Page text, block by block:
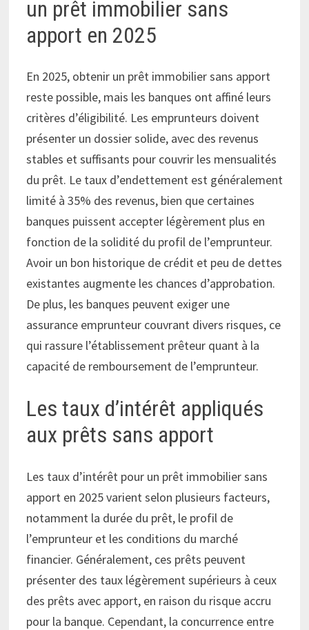
un prêt immobilier sans
apport en 2025
En 2025, obtenir un prêt immobilier sans apport
reste possible, mais les banques ont affiné leurs
critères d’éligibilité. Les emprunteurs doivent
présenter un dossier solide, avec des revenus
stables et suffisants pour couvrir les mensualités
du prêt. Le taux d’endettement est généralement
limité à 35% des revenus, bien que certaines
banques puissent accepter légèrement plus en
fonction de la solidité du profil de l’emprunteur.
Avoir un bon historique de crédit et peu de dettes
existantes augmente les chances d’approbation.
De plus, les banques peuvent exiger une
assurance emprunteur couvrant divers risques, ce
qui rassure l’établissement prêteur quant à la
capacité de remboursement de l’emprunteur.
Les taux d’intérêt appliqués
aux prêts sans apport
Les taux d’intérêt pour un prêt immobilier sans
apport en 2025 varient selon plusieurs facteurs,
notamment la durée du prêt, le profil de
l’emprunteur et les conditions du marché
financier. Généralement, ces prêts peuvent
présenter des taux légèrement supérieurs à ceux
des prêts avec apport, en raison du risque accru
pour la banque. Cependant, la concurrence entre